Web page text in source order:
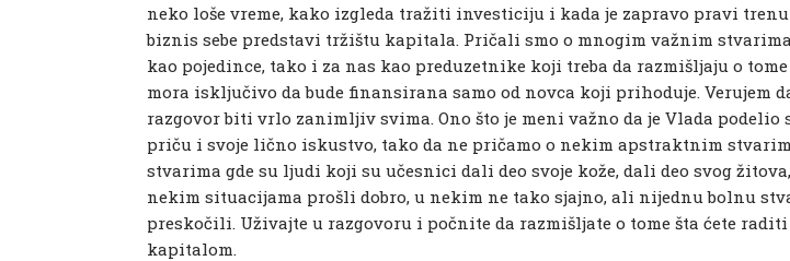
neko loše vreme, kako izgleda tražiti investiciju i kada je zapravo pravi
biznis sebe predstavi tržištu kapitala. Pričali smo o mnogim važnim
kao pojedince, tako i za nas kao preduzetnike koji treba da razmišljaju o
mora isključivo da bude finansirana samo od novca koji prihoduje. Verujem
razgovor biti vrlo zanimljiv svima. Ono što je meni važno da je Vlada podelio
priču i svoje lično iskustvo, tako da ne pričamo o nekim apstraktnim
stvarima gde su ljudi koji su učesnici dali deo svoje kože, dali deo svog
nekim situacijama prošli dobro, u nekim ne tako sjajno, ali nijednu bolnu
preskočili. Uživajte u razgovoru i počnite da razmišljate o tome šta ćete
kapitalom.